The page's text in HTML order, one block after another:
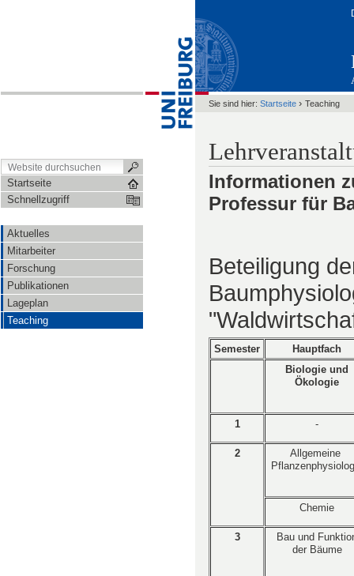
Startseite
Schnellzugriff
Aktuelles
Mitarbeiter
Forschung
Publikationen
Lageplan
Teaching
Sie sind hier: Startseite › Teaching
Informationen
Professur für
Beteiligung
Semester
Hauptfach
Biologie und
Ökologie
1 -
2
Allgemeine
Chemie
3
Bau und
der Bäume